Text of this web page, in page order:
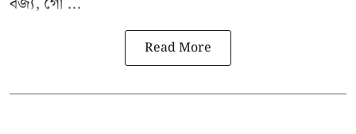
Read More